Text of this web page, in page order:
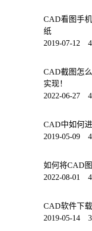
CAD看图手
纸
2019-07-12
CAD截图怎
实现！
2022-06-27
CAD中如何
2019-05-09
如何将CAD
2022-08-01
CAD软件下
2019-05-14